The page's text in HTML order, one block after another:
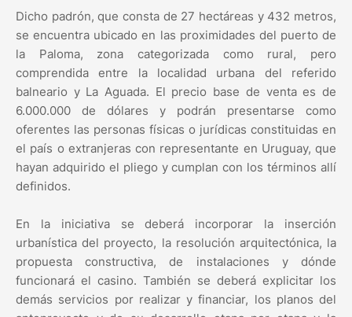
Dicho padrón, que consta de 27 hectáreas y 432 metros,
se encuentra ubicado en las proximidades del puerto de
la Paloma, zona categorizada como rural, pero
comprendida entre la localidad urbana del referido
balneario y La Aguada. El precio base de venta es de
6.000.000 de dólares y podrán presentarse como
oferentes las personas físicas o jurídicas constituidas en
el país o extranjeras con representante en Uruguay, que
hayan adquirido el pliego y cumplan con los términos allí
definidos.
En la iniciativa se deberá incorporar la inserción
urbanística del proyecto, la resolución arquitectónica, la
propuesta constructiva, de instalaciones y dónde
funcionará el casino. También se deberá explicitar los
demás servicios por realizar y financiar, los planos del